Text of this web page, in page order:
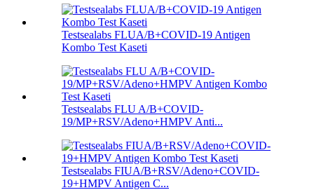
Testsealabs FLUA/B+COVID-19 Antigen
Kombo Test Kaseti
Testsealabs FLU A/B+COVID-
19/MP+RSV/Adeno+HMPV Anti...
Testsealabs FIUA/B+RSV/Adeno+COVID-
19+HMPV Antigen C...